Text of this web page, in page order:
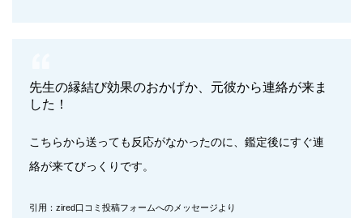
先生の縁結び効果のおかげか、元彼から連絡が来ま
した！
こちらから送っても反応がなかったのに、鑑定後にすぐ連
絡が来てびっくりです。
引用：zired口コミ投稿フォームへのメッセージより